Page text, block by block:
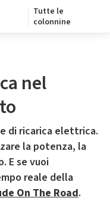
Tutte le
colonnine
nel
di ricarica elettrica.
la potenza, la
E se vuoi
reale della
On The Road.